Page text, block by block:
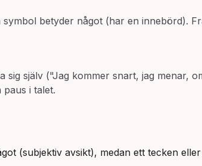
betyder något (har en innebörd).
själv ("Jag kommer snart, jag menar,
i talet.
(subjektiv avsikt), medan ett tecken